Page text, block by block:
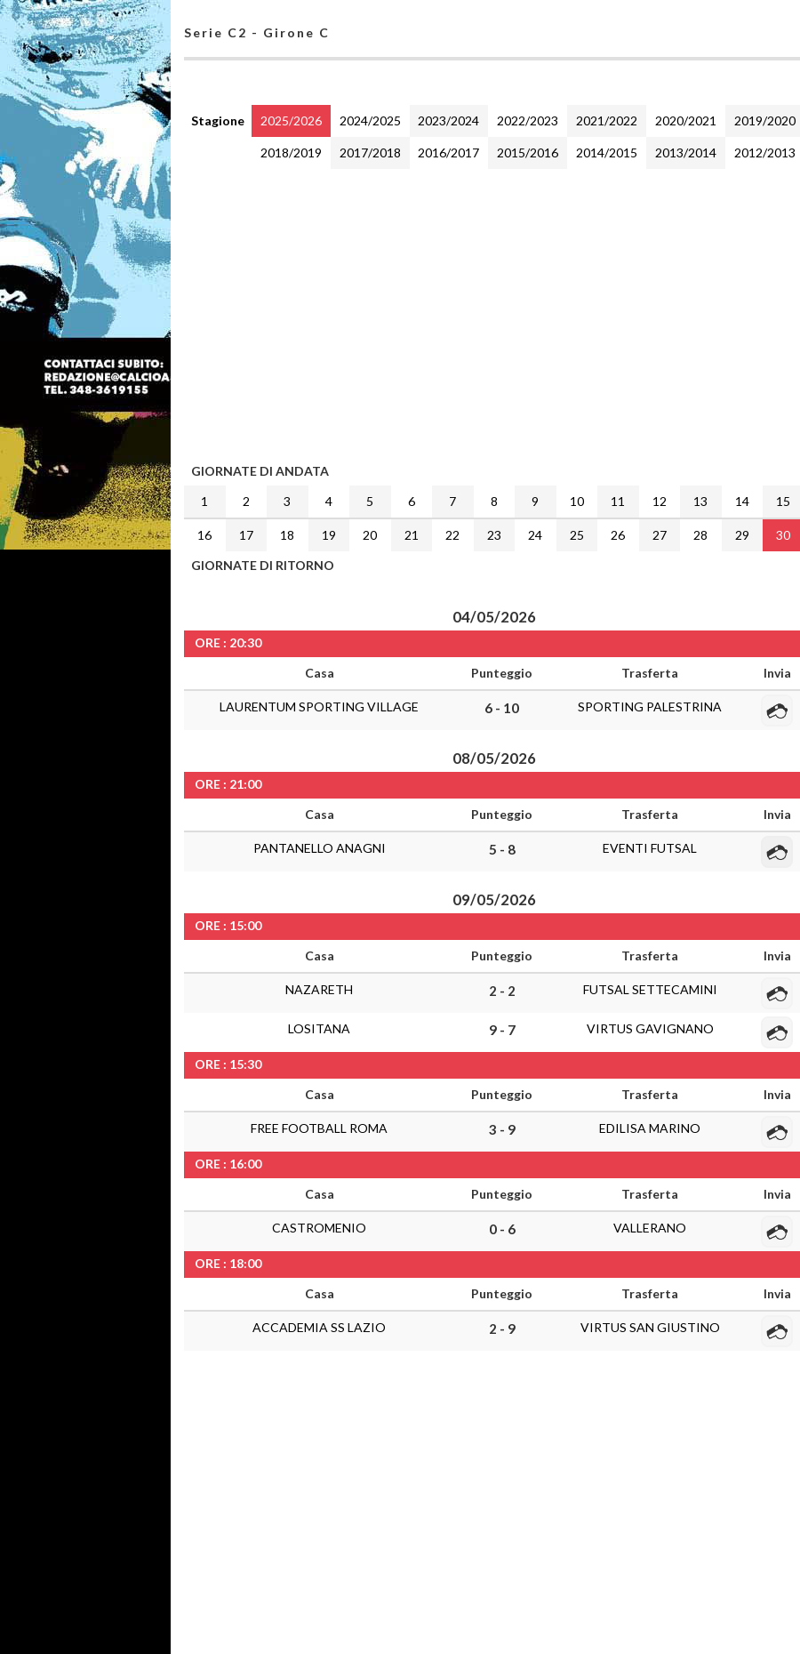
Serie C2 - Girone C
Stagione 2025/2026 2024/2025 2023/2024 2022/2023 2021/2022 2020/2021 2019/2020
2018/2019 2017/2018 2016/2017 2015/2016 2014/2015 2013/2014 2012/2013
GIORNATE DI ANDATA
1
2 3 4 5 6 7 8 9 10 11 12 13 14 15
16 17 18 19 20 21 22 23 24 25 26 27 28 29
30
GIORNATE DI RITORNO
04/05/2026
ORE : 20:30
Casa
Punteggio Trasferta Invia
LAURENTUM SPORTING VILLAGE 6 - 10 SPORTING PALESTRINA
08/05/2026
ORE : 21:00
Casa
Punteggio Trasferta Invia
PANTANELLO ANAGNI 5 - 8 EVENTI FUTSAL
09/05/2026
ORE : 15:00
Casa
Punteggio Trasferta Invia
NAZARETH 2 - 2 FUTSAL SETTECAMINI
LOSITANA 9 - 7 VIRTUS GAVIGNANO
ORE : 15:30
Casa
Punteggio Trasferta Invia
FREE FOOTBALL ROMA 3 - 9 EDILISA MARINO
ORE : 16:00
Casa
Punteggio Trasferta Invia
CASTROMENIO 0 - 6 VALLERANO
ORE : 18:00
Casa
Punteggio Trasferta Invia
ACCADEMIA SS LAZIO 2 - 9 VIRTUS SAN GIUSTINO